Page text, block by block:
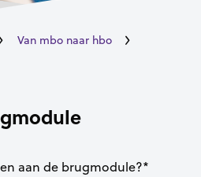
Van mbo naar hbo
aan de brugmodule?*